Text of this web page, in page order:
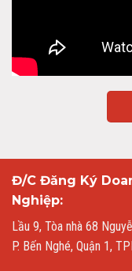
Đ/C Đăng Ký
Nghiệp:
Lầu 9, Tòa nhà 68
P. Bến Nghé, Quận 1,